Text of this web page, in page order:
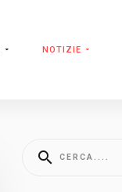
NOTIZIE